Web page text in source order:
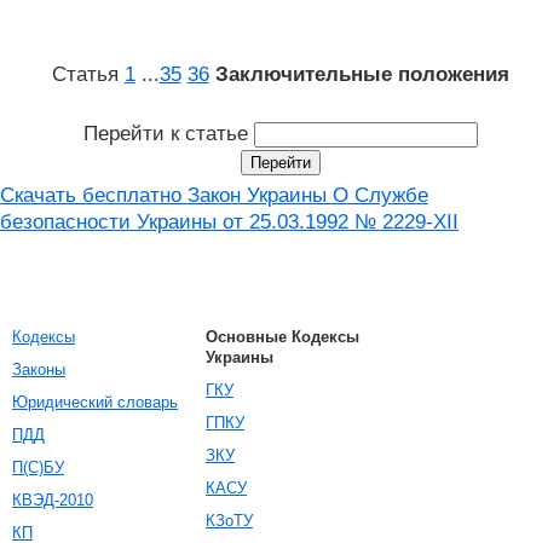
Статья 1 ...35 36 Заключительные положения
Перейти к статье
Скачать бесплатно Закон Украины О Службе
безопасности Украины от 25.03.1992 № 2229-XII
Кодексы
Законы
Юридический словарь
ПДД
П(С)БУ
КВЭД-2010
КП
Основные Кодексы
Украины
ГКУ
ГПКУ
ЗКУ
КАСУ
КЗоТУ